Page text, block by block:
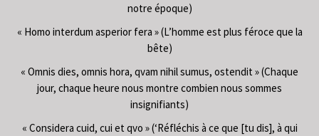
notre époque)
« Homo interdum asperior fera » (L’homme est plus féroce que la
bête)
« Omnis dies, omnis hora, qvam nihil sumus, ostendit » (Chaque
jour, chaque heure nous montre combien nous sommes
insignifiants)
« Considera cuid, cui et qvo » (‘Réfléchis à ce que [tu dis], à qui